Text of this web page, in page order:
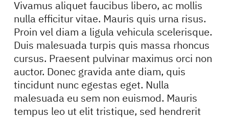
Vivamus aliquet faucibus libero, ac mollis
nulla efficitur vitae. Mauris quis urna risus.
Proin vel diam a ligula vehicula scelerisque.
Duis malesuada turpis quis massa rhoncus
cursus. Praesent pulvinar maximus orci non
auctor. Donec gravida ante diam, quis
tincidunt nunc egestas eget. Nulla
malesuada eu sem non euismod. Mauris
tempus leo ut elit tristique, sed hendrerit